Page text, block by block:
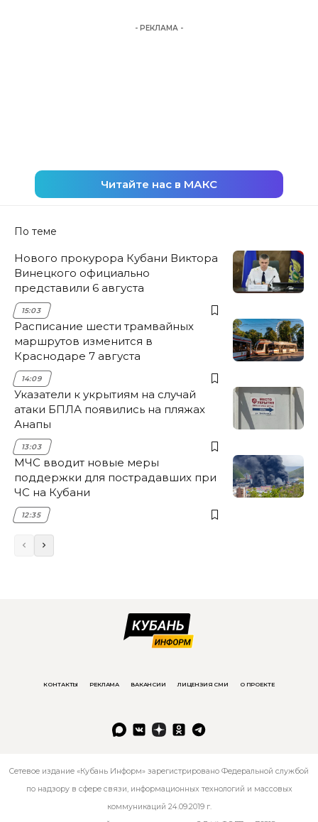
- РЕКЛАМА -
Читайте нас в МАКС
По теме
Нового прокурора Кубани Виктора
Винецкого официально
представили 6 августа
15:03
Расписание шести трамвайных
маршрутов изменится в
Краснодаре 7 августа
14:09
Указатели к укрытиям на случай
атаки БПЛА появились на пляжах
Анапы
13:03
МЧС вводит новые меры
поддержки для пострадавших при
ЧС на Кубани
12:35
КОНТАКТЫ РЕКЛАМА ВАКАНСИИ ЛИЦЕНЗИЯ СМИ О ПРОЕКТЕ
Сетевое издание «Кубань Информ» зарегистрировано Федеральной службой
по надзору в сфере связи, информационных технологий и массовых
коммуникаций 24.09.2019 г.